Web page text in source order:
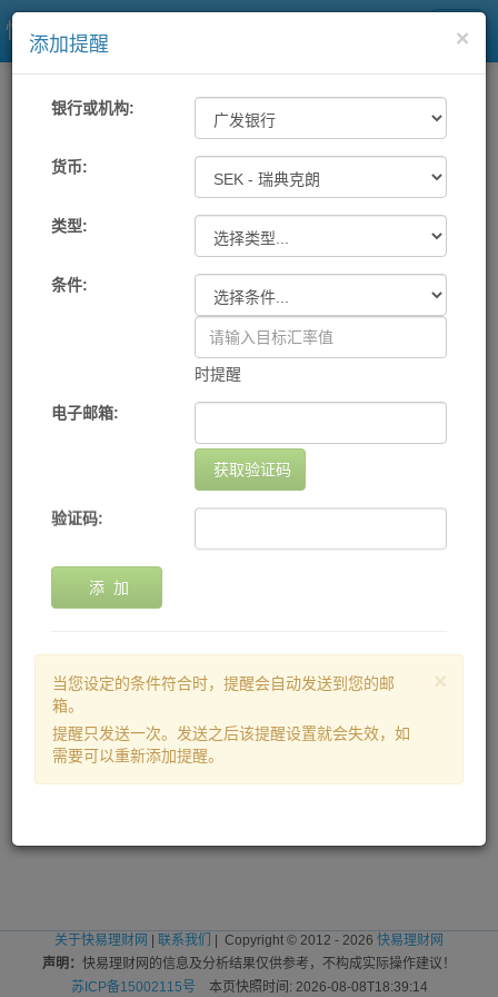
快易理财网
一站式汇率 工具 汇率提醒
各大银行及中国银联汇率提醒
机构 提醒条件 提醒方式 删除
×
添加提醒
银行或机构:
货币:
类型:
条件:
时提醒
电子邮箱:
获取验证码
验证码:
添 加
×
当您设定的条件符合时，提醒会自动发送到您的邮
箱。
提醒只发送一次。发送之后该提醒设置就会失效，如
需要可以重新添加提醒。
关于快易理财网 联系我们 | Copyright © 2012 - 2026 快易理财网
声明： 快易理财网的信息及分析结果仅供参考，不构成实际操作建议！
苏ICP备15002115号 本页快照时间: 2026-08-08T18:39:14